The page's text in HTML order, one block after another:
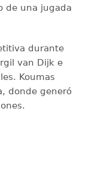
de una jugada
durante
van Dijk e
Koumas
donde generó